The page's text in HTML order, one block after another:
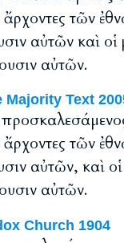
ἄρχοντες τῶν
αὐτῶν καὶ οἱ
αὐτῶν.
Majority Text
ἄρχοντες τῶν
αὐτῶν, καὶ
αὐτῶν.
Church 1904